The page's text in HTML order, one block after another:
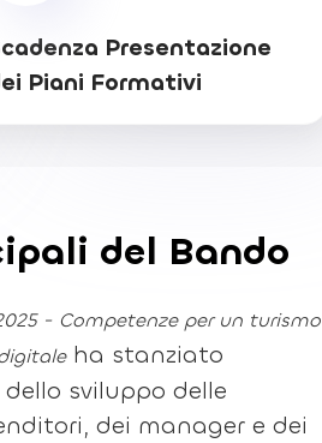
Presentazione
Piani Formativi
del Bando
- Competenze per un turismo
ha stanziato
sviluppo delle
dei manager e dei